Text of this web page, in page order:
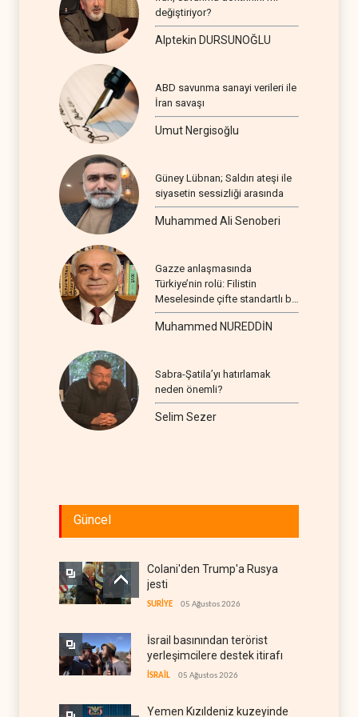
değiştiriyor?
Alptekin DURSUNOĞLU
ABD savunma sanayi verileri ile
İran savaşı
Umut Nergisoğlu
Güney Lübnan; Saldırı ateşi ile
siyasetin sessizliği arasında
Muhammed Ali Senoberi
Gazze anlaşmasında
Türkiye’nin rolü: Filistin
Meselesinde çifte standartlı bir
seyir
Muhammed NUREDDİN
Sabra-Şatila’yı hatırlamak
neden önemli?
Selim Sezer
Güncel
Colani'den Trump'a Rusya
jesti
SURİYE 05 Ağustos 2026
İsrail basınından terörist
yerleşimcilere destek itirafı
İSRAİL 05 Ağustos 2026
Yemen Kızıldeniz kuzeyinde